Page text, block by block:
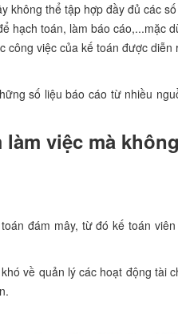
không thể tập hợp đầy đủ các
hạch toán, làm báo cáo,...mặc
việc của kế toán được diễn
số liệu báo cáo từ nhiều
việc mà
đám mây, từ đó kế toán
về quản lý các hoạt động tài